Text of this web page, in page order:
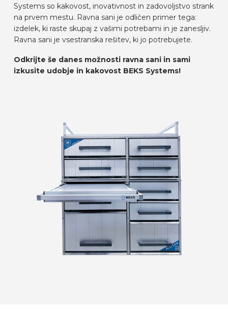
Systems so kakovost, inovativnost in zadovoljstvo strank
na prvem mestu. Ravna sani je odličen primer tega:
izdelek, ki raste skupaj z vašimi potrebami in je zanesljiv.
Ravna sani je vsestranska rešitev, ki jo potrebujete.
Odkrijte še danes možnosti ravna sani in sami
izkusite udobje in kakovost BEKS Systems!